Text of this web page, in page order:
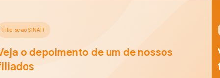
Filie-se ao SINAIT
Veja o depoimento de um de nossos
filiados